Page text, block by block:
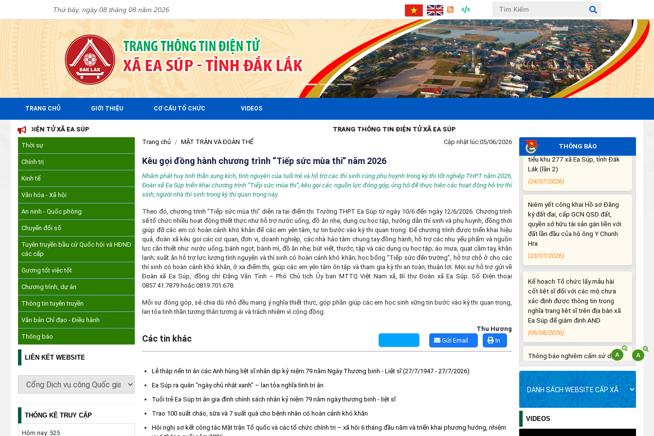
Thứ bảy, ngày 08 tháng 08 năm 2026
TRANG CHỦ GIỚI THIỆU CƠ CẤU TỔ CHỨC VIDEOS
ĐIỆN TỬ XÃ EA SÚP TRANG THÔNG TIN ĐIỆN TỬ XÃ EA SÚP
Thời sự
Chính trị
Kinh tế
Văn hóa - Xã hội
An ninh - Quốc phòng
Chuyển đổi số
Tuyên truyền bầu cử Quốc hội và HĐND
các cấp
Gương tốt việc tốt
Chương trình, dự án
Thông tin tuyên truyền
Văn bản Chỉ đạo - Điều hành
Thông báo
LIÊN KẾT WEBSITE
THỐNG KÊ TRUY CẬP
Hôm nay: 525
Trang chủ MẶT TRẬN VÀ ĐOÀN THỂ Cập nhật lúc:05/06/2026
Kêu gọi đồng hành chương trình “Tiếp sức mùa thi” năm 2026
Nhằm phát huy tinh thần xung kích, tình nguyện của tuổi trẻ và hỗ trợ các thí sinh cùng phụ huynh trong kỳ thi tốt nghiệp THPT năm 2026,
Đoàn xã Ea Súp triển khai chương trình “Tiếp sức mùa thi”, kêu gọi các nguồn lực đóng góp, ủng hộ để thực hiện các hoạt động hỗ trợ thí
sinh, người nhà thí sinh trong kỳ thi quan trọng này.
Theo đó, chương trình “Tiếp sức mùa thi” diễn ra tại điểm thi Trường THPT Ea Súp từ ngày 10/6 đến ngày 12/6/2026. Chương trình
sẽ tổ chức nhiều hoạt động thiết thực như hỗ trợ nước uống, đồ ăn nhẹ, dụng cụ học tập, hướng dẫn thí sinh và phụ huynh, đồng thời
giúp đỡ các em có hoàn cảnh khó khăn để các em yên tâm, tự tin bước vào kỳ thi quan trọng. Để chương trình được triển khai hiệu
quả, đoàn xã kêu gọi các cơ quan, đơn vị, doanh nghiệp, các nhà hảo tâm chung tay đồng hành, hỗ trợ các nhu yếu phẩm và nguồn
lực cần thiết như: nước uống; bánh ngọt, bánh mì, đồ ăn nhẹ; bút viết, thước, tập và các dụng cụ học tập; áo mưa, quạt cầm tay, khăn
lạnh; suất ăn hỗ trợ lực lượng tình nguyện và thí sinh có hoàn cảnh khó khăn; học bổng “Tiếp sức đến trường”, hỗ trợ chỗ ở cho các
thí sinh có hoàn cảnh khó khăn, ở xa điểm thi, giúp các em yên tâm ôn tập và tham gia kỳ thi an toàn, thuận lợi. Mọi sự hỗ trợ gửi về
Đoàn xã Ea Súp, đồng chí Đặng Văn Tình – Phó Chủ tịch Ủy ban MTTQ Việt Nam xã, Bí thư Đoàn xã Ea Súp. Số Điện thoại
0857.41.7879 hoặc 0819.701.678.
Mỗi sự đóng góp, sẻ chia dù nhỏ đều mang ý nghĩa thiết thực, góp phần giúp các em học sinh vững tin bước vào kỳ thi quan trọng,
lan tỏa tinh thần tương thân tương ái và trách nhiệm vì cộng đồng.
Thu Hương
In
Gửi Email
Các tin khác
Lễ thắp nến tri ân các Anh hùng liệt sĩ nhân dịp kỷ niệm 79 năm Ngày Thương binh - Liệt sĩ (27/7/1947 - 27/7/2026)
Ea Súp ra quân “ngày chủ nhật xanh” – lan tỏa nghĩa tình tri ân
Tuổi trẻ Ea Súp tri ân gia đình chính sách nhân kỷ niệm 79 năm ngày thương binh - liệt sĩ
Trao 100 suất cháo, sữa và 7 suất quà cho bệnh nhân có hoàn cảnh khó khăn
Hội nghị sơ kết công tác Mặt trận Tổ quốc và các tổ chức chính trị – xã hội 6 tháng đầu năm và triển khai phương hướng, nhiệm
THÔNG BÁO
khóa XIV
(28/07/2026)
THÔNG BÁO DỰ KIẾN LỊCH CÔNG
TÁC CỦA THƯỜNG TRỰC HĐND
XÃ VÀ LÃNH ĐẠO UBND XÃ
TUẦN THỨ 30 (từ ngày
27/7/2026 đến ngày
02/8/2026)
chấm dứt hoạt động sản xuất tại
tiểu khu 277 xã Ea Súp, tỉnh Đắk
Lắk (lần 2)
(24/07/2026)
Niêm yết công khai Hồ sơ Đăng
ký đất đai, cấp GCN QSD đất,
quyền sở hữu tài sản gắn liền với
đất lần đầu của hộ ông Y Chunh
Hra
(23/07/2026)
Kế hoạch Tổ chức lấy mẫu hài
cốt liệt sĩ đối với các mộ chưa
xác định được thông tin trong
nghĩa trang liệt sĩ trên địa bàn xã
Ea Súp để giám định AND
(06/08/2026)
Thông báo nghiêm cấm sử dụng
đất với khu vực Quy hoạch cấp
cận nghèo thiếu đất sản xuất
trên địa bàn xã.
(06/08/2026)
THÔNG BÁO: Cảnh báo thủ đoạn
lừa đảo thông qua công tác đo
VIDEOS